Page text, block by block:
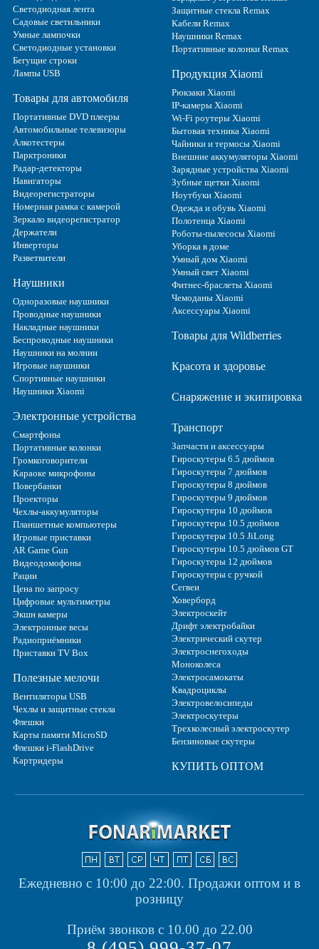
Светодиодная лента
Садовые светильники
Умные лампочки
Светодиодные установки
Бегущие строки
Лампы USB
Товары для автомобиля
Портативные DVD плееры
Автомобильные телевизоры
Алкотестеры
Парктроники
Радар-детекторы
Навигаторы
Видеорегистраторы
Номерная рамка с камерой
Зеркало видеорегистратор
Держатели
Инверторы
Разветвители
Наушники
Одноразовые наушники
Проводные наушники
Накладные наушники
Беспроводные наушники
Наушники на молнии
Игровые наушники
Спортивные наушники
Наушники Xiaomi
Электронные устройства
Смартфоны
Портативные колонки
Громкоговорители
Караоке микрофоны
Повербанки
Проекторы
Чехлы-аккумуляторы
Планшетные компьютеры
Игровые приставки
AR Game Gun
Видеодомофоны
Рации
Цена по запросу
Цифровые мультиметры
Экшн камеры
Электронные весы
Радиоприёмники
Приставки TV Box
Полезные мелочи
Вентиляторы USB
Чехлы и защитные стекла
Флешки
Карты памяти MicroSD
Флешки i-FlashDrive
Картридеры
Защитные стекла Remax
Кабели Remax
Наушники Remax
Портативные колонки Remax
Продукция Xiaomi
Рюкзаки Xiaomi
IP-камеры Xiaomi
Wi-Fi роутеры Xiaomi
Бытовая техника Xiaomi
Чайники и термосы Xiaomi
Внешние аккумуляторы Xiaomi
Зарядные устройства Xiaomi
Зубные щетки Xiaomi
Ноутбуки Xiaomi
Одежда и обувь Xiaomi
Полотенца Xiaomi
Роботы-пылесосы Xiaomi
Уборка в доме
Умный дом Xiaomi
Умный свет Xiaomi
Фитнес-браслеты Xiaomi
Чемоданы Xiaomi
Аксессуары Xiaomi
Товары для Wildberries
Красота и здоровье
Снаряжение и экипировка
Транспорт
Запчасти и аксессуары
Гироскутеры 6.5 дюймов
Гироскутеры 7 дюймов
Гироскутеры 8 дюймов
Гироскутеры 9 дюймов
Гироскутеры 10 дюймов
Гироскутеры 10.5 дюймов
Гироскутеры 10.5 JiLong
Гироскутеры 10.5 дюймов GT
Гироскутеры 12 дюймов
Гироскутеры с ручкой
Сегвеи
Ховерборд
Электроскейт
Дрифт электробайки
Электрический скутер
Электроснегоходы
Моноколеса
Электросамокаты
Квадроциклы
Электровелосипеды
Электроскутеры
Трехколесный электроскутер
Бензиновые скутеры
КУПИТЬ ОПТОМ
Ежедневно с 10:00 до 22:00. Продажи оптом и в
розницу
Приём звонков с 10.00 до 22.00